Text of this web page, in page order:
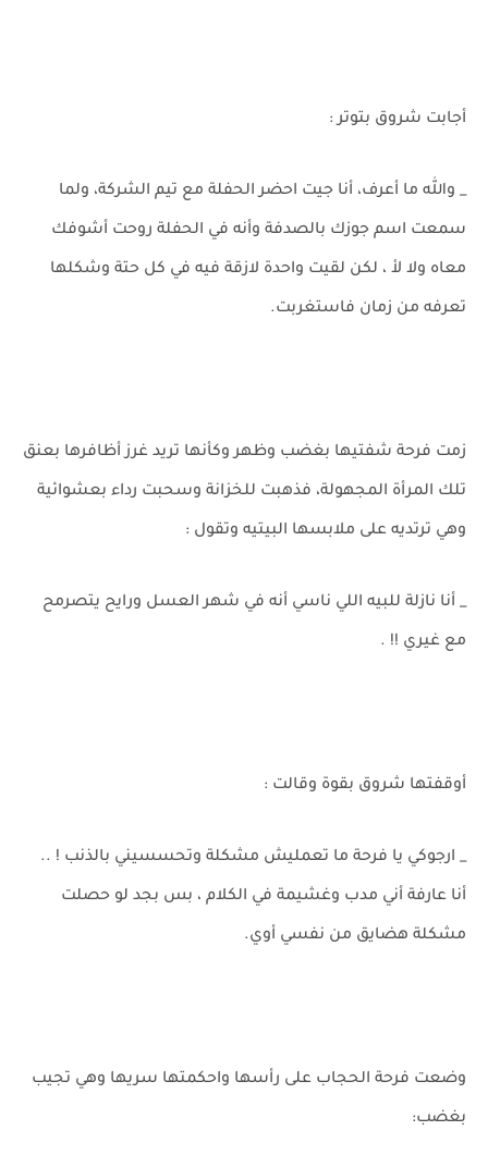
أجابت شروق بتوتر :
_ والله ما أعرف، أنا جيت احضر الحفلة مع تيم الشركة، ولما
سمعت اسم جوزك بالصدفة وأنه في الحفلة روحت أشوفك
معاه ولا لأ ، لكن لقيت واحدة لازقة فيه في كل حتة وشكلها
تعرفه من زمان فاستغربت.
زمت فرحة شفتيها بغضب وظهر وكأنها تريد غرز أظافرها بعنق
تلك المرأة المجهولة، فذهبت للخزانة وسحبت رداء بعشوائية
وهي ترتديه على ملابسها البيتيه وتقول :
_ أنا نازلة للبيه اللي ناسي أنه في شهر العسل ورايح يتصرمح
مع غيري !! .
أوقفتها شروق بقوة وقالت :
_ ارجوكي يا فرحة ما تعمليش مشكلة وتحسسيني بالذنب ! ..
أنا عارفة أني مدب وغشيمة في الكلام ، بس بجد لو حصلت
مشكلة هضايق من نفسي أوي.
وضعت فرحة الحجاب على رأسها واحكمتها سريها وهي تجيب
بغضب: